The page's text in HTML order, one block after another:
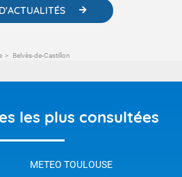
Belvès-de-Castillon
les plus consultées
METEO TOULOUSE